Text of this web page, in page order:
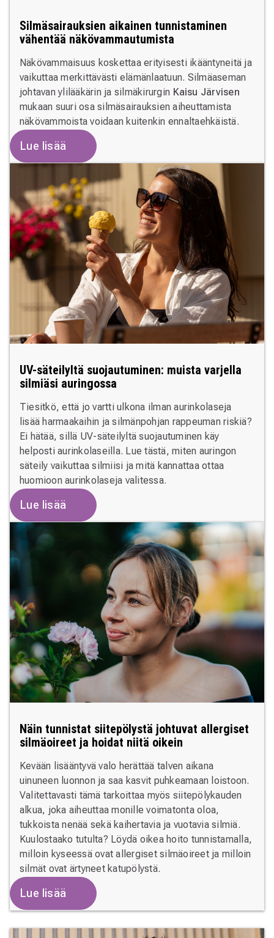
Silmäsairauksien aikainen tunnistaminen
vähentää näkövammautumista
Näkövammaisuus koskettaa erityisesti ikääntyneitä ja
vaikuttaa merkittävästi elämänlaatuun. Silmäaseman
johtavan ylilääkärin ja silmäkirurgin Kaisu Järvisen
mukaan suuri osa silmäsairauksien aiheuttamista
näkövammoista voidaan kuitenkin ennaltaehkäistä.
Lue lisää
UV-säteilyltä suojautuminen: muista varjella
silmiäsi auringossa
Tiesitkö, että jo vartti ulkona ilman aurinkolaseja
lisää harmaakaihin ja silmänpohjan rappeuman riskiä?
Ei hätää, sillä UV-säteilyltä suojautuminen käy
helposti aurinkolaseilla. Lue tästä, miten auringon
säteily vaikuttaa silmiisi ja mitä kannattaa ottaa
huomioon aurinkolaseja valitessa.
Lue lisää
Näin tunnistat siitepölystä johtuvat allergiset
silmäoireet ja hoidat niitä oikein
Kevään lisääntyvä valo herättää talven aikana
uinuneen luonnon ja saa kasvit puhkeamaan loistoon.
Valitettavasti tämä tarkoittaa myös siitepölykauden
alkua, joka aiheuttaa monille voimatonta oloa,
tukkoista nenää sekä kaihertavia ja vuotavia silmiä.
Kuulostaako tutulta? Löydä oikea hoito tunnistamalla,
milloin kyseessä ovat allergiset silmäoireet ja milloin
silmät ovat ärtyneet katupölystä.
Lue lisää